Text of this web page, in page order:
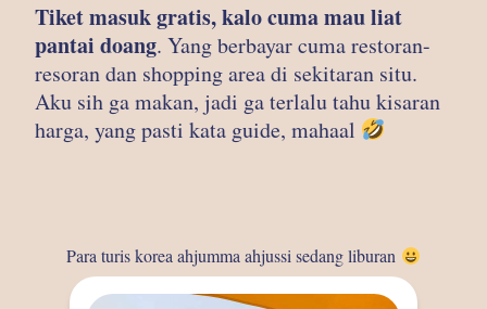
Tiket masuk gratis, kalo cuma mau liat
pantai doang. Yang berbayar cuma restoran-
resoran dan shopping area di sekitaran situ.
Aku sih ga makan, jadi ga terlalu tahu kisaran
harga, yang pasti kata guide, mahaal
Para turis korea ahjumma ahjussi sedang liburan